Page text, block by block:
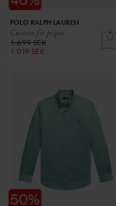
Custom fit pique
POLO RALPH LAUREN
1 699 SEK
1 019 SEK